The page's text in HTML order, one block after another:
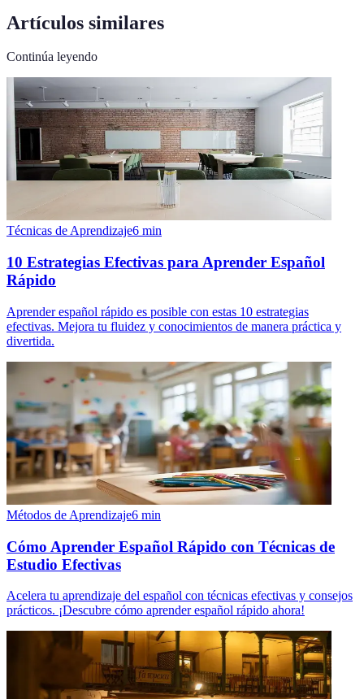
Artículos similares
Continúa leyendo
Técnicas de Aprendizaje6 min
10 Estrategias Efectivas para Aprender Español
Rápido
Aprender español rápido es posible con estas 10 estrategias
efectivas. Mejora tu fluidez y conocimientos de manera práctica y
divertida.
Métodos de Aprendizaje6 min
Cómo Aprender Español Rápido con Técnicas de
Estudio Efectivas
Acelera tu aprendizaje del español con técnicas efectivas y consejos
prácticos. ¡Descubre cómo aprender español rápido ahora!